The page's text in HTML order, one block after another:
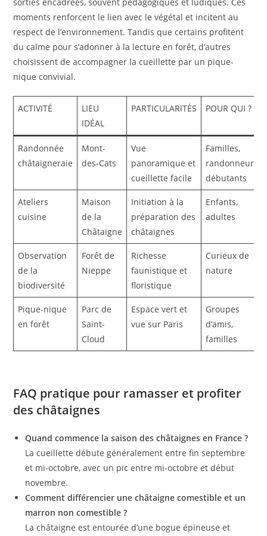
sorties encadrées, souvent pédagogiques et ludiques. Ces
moments renforcent le lien avec le végétal et incitent au
respect de l’environnement. Tandis que certains profitent
du calme pour s’adonner à la lecture en forêt, d’autres
choisissent de accompagner la cueillette par un pique-
nique convivial.
ACTIVITÉ
LIEU
IDÉAL
PARTICULARITÉS POUR QUI ?
Randonnée
châtaigneraie
Mont-
des-Cats
Vue
panoramique et
cueillette facile
Familles,
randonneurs
débutants
Ateliers
cuisine
Maison
de la
Châtaigne
Initiation à la
préparation des
châtaignes
Enfants,
adultes
Observation
de la
biodiversité
Forêt de
Nieppe
Richesse
faunistique et
floristique
Curieux de
nature
Pique-nique
en forêt
Parc de
Saint-
Cloud
Espace vert et
vue sur Paris
Groupes
d’amis,
familles
FAQ pratique pour ramasser et profiter
des châtaignes
Quand commence la saison des châtaignes en France ?
La cueillette débute généralement entre fin septembre
et mi-octobre, avec un pic entre mi-octobre et début
novembre.
Comment différencier une châtaigne comestible et un
marron non comestible ?
La châtaigne est entourée d’une bogue épineuse et